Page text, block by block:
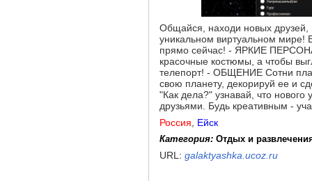
Общайся, находи новых друзей,
уникальном виртуальном мире!
прямо сейчас! - ЯРКИЕ
красочные костюмы, а чтобы
телепорт! - ОБЩЕНИЕ Сотни
свою планету, декорируй ее и
"Как дела?" узнавай, что
друзьями. Будь креативным -
Россия
Ейск
Категория: Отдых и
URL: galaktyashka.ucoz.ru